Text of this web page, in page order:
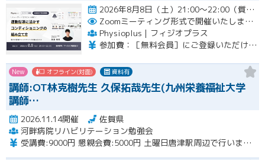
2026年8月8日（土）21:00〜22:00（質疑応答を含む）開催
Zoomミーティング形式で開催いたします。
Physioplus｜フィジオプラス
参加費：［無料会員］にご登録いただければ無料 ・月額会員：参加無料 ・年額会員：参加無料 ・通常チケット：5,000円（税込）
New オフライン(対面) 資料有
講師:OT林克樹先生 久保拓哉先生(九州栄養福祉大学
講師…
2026.11.14開催
佐賀県
河畔病院リハビリテーション勉強会
受講費:9000円 懇親会費:5000円 土曜日唐津駅周辺で行います。